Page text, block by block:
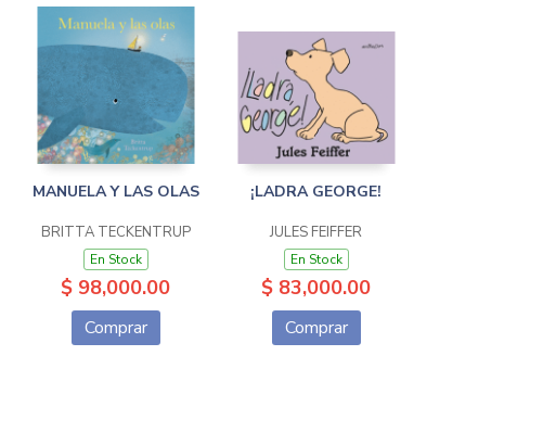
MANUELA Y LAS OLAS
BRITTA TECKENTRUP
En Stock
$ 98,000.00
Comprar
¡LADRA GEORGE!
JULES FEIFFER
En Stock
$ 83,000.00
Comprar